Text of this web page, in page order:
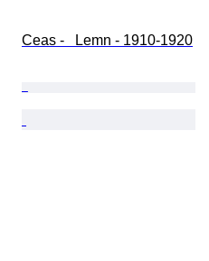
Ceas -   Lemn - 1910-1920